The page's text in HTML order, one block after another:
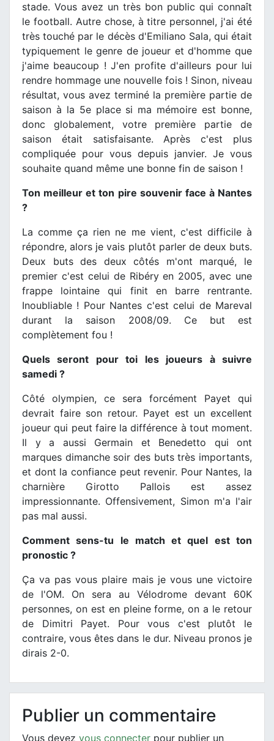
stade. Vous avez un très bon public qui connaît
le football. Autre chose, à titre personnel, j'ai été
très touché par le décès d'Emiliano Sala, qui était
typiquement le genre de joueur et d'homme que
j'aime beaucoup ! J'en profite d'ailleurs pour lui
rendre hommage une nouvelle fois ! Sinon, niveau
résultat, vous avez terminé la première partie de
saison à la 5e place si ma mémoire est bonne,
donc globalement, votre première partie de
saison était satisfaisante. Après c'est plus
compliquée pour vous depuis janvier. Je vous
souhaite quand même une bonne fin de saison !
Ton meilleur et ton pire souvenir face à Nantes
?
La comme ça rien ne me vient, c'est difficile à
répondre, alors je vais plutôt parler de deux buts.
Deux buts des deux côtés m'ont marqué, le
premier c'est celui de Ribéry en 2005, avec une
frappe lointaine qui finit en barre rentrante.
Inoubliable ! Pour Nantes c'est celui de Mareval
durant la saison 2008/09. Ce but est
complètement fou !
Quels seront pour toi les joueurs à suivre
samedi ?
Côté olympien, ce sera forcément Payet qui
devrait faire son retour. Payet est un excellent
joueur qui peut faire la différence à tout moment.
Il y a aussi Germain et Benedetto qui ont
marques dimanche soir des buts très importants,
et dont la confiance peut revenir. Pour Nantes, la
charnière Girotto Pallois est assez
impressionnante. Offensivement, Simon m'a l'air
pas mal aussi.
Comment sens-tu le match et quel est ton
pronostic ?
Ça va pas vous plaire mais je vous une victoire
de l'OM. On sera au Vélodrome devant 60K
personnes, on est en pleine forme, on a le retour
de Dimitri Payet. Pour vous c'est plutôt le
contraire, vous êtes dans le dur. Niveau pronos je
dirais 2-0.
Publier un commentaire
Vous devez vous connecter pour publier un